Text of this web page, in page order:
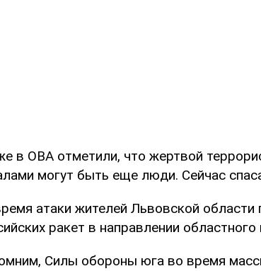
в ОВА отметили, что жертвой
могут быть еще люди. Сейчас
атаки жителей Львовской
ракет в направлении
Силы обороны юга во время